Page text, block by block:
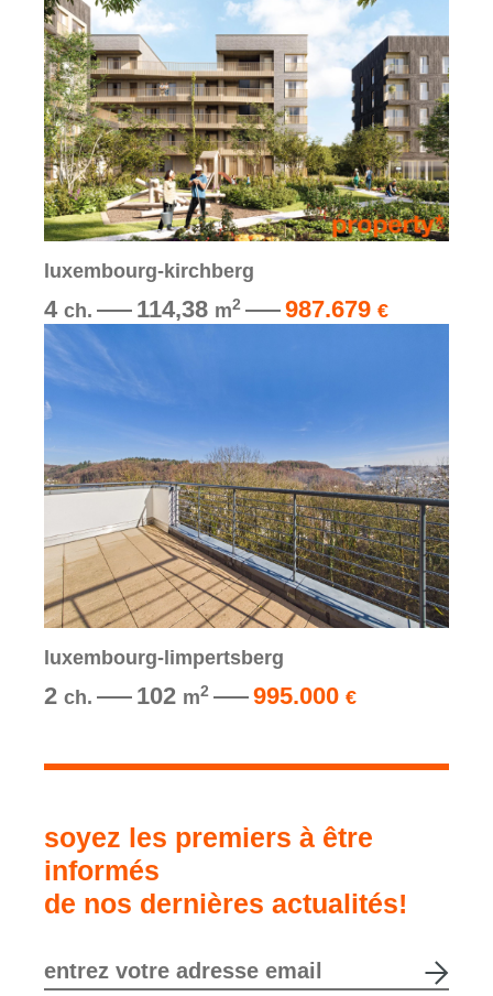
luxembourg-kirchberg
4 ch. 114,38 m2 987.679 €
luxembourg-limpertsberg
2 ch. 102 m2 995.000 €
soyez les premiers à être
informés
de nos dernières actualités!